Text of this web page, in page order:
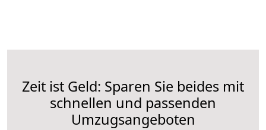
Zeit ist Geld: Sparen Sie beides mit
schnellen und passenden
Umzugsangeboten